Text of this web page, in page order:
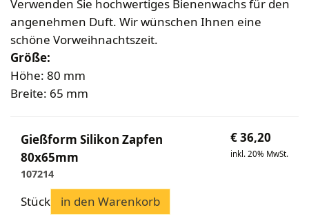
Wabenhonigwelt
Rähmchen & Zubehör
Diverses
Lagerung
Propolisernte
Pollenernte
Stockwaagen
Bienenluft
Fachliteratur
Imkerei
Bienengesundheit
Honig & Bienenprodukte
Königinnenzucht
Diverse Fachliteratur
Mundhygiene
Geschenke/Diverses
Verwenden Sie hochwertiges Bienenwachs für den
angenehmen Duft. Wir wünschen Ihnen eine
schöne Vorweihnachtszeit.
Größe:
Höhe: 80 mm
Breite: 65 mm
Gießform Silikon Zapfen
80x65mm
107214
€36,20
inkl. 20% MwSt.
Stück in den Warenkorb